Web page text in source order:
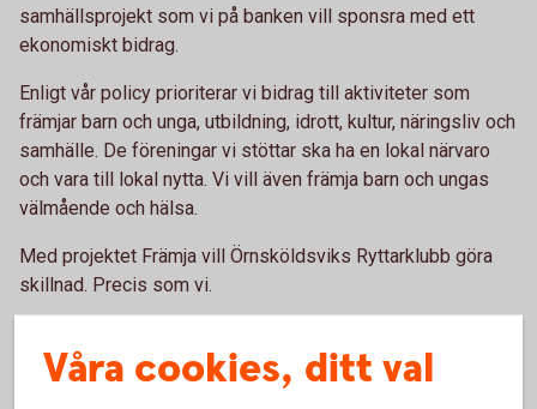
samhällsprojekt som vi på banken vill sponsra med ett
ekonomiskt bidrag.
Enligt vår policy prioriterar vi bidrag till aktiviteter som
främjar barn och unga, utbildning, idrott, kultur, näringsliv och
samhälle. De föreningar vi stöttar ska ha en lokal närvaro
och vara till lokal nytta. Vi vill även främja barn och ungas
välmående och hälsa.
Med projektet Främja vill Örnsköldsviks Ryttarklubb göra
skillnad. Precis som vi.
Om projektetFrämja
Våra cookies, ditt val